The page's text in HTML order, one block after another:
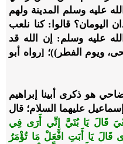
عليه وسلم المدينة ولهم
اليومان؟ قالوا: كنا نلعب
عليه وسلم: إن الله قد
ويوم الفطر))؛ [رواه أبو
هو ذكرى أبينا إبراهيم
عليهما السلام؛ قال
قَالَ يَا بُنَيَّ إِنِّي أَرَى فِي
قَالَ يَا أَبَتِ افْعَلْ مَا تُؤْمَرُ